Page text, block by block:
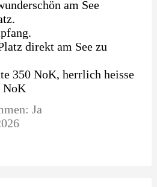
am See
direkt am See zu
350 NoK, herrlich heisse
NoK
Ja